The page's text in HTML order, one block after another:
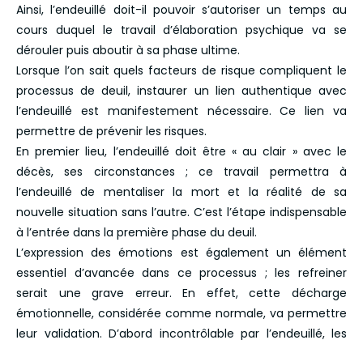
Ainsi, l’endeuillé doit-il pouvoir s’autoriser un temps au
cours duquel le travail d’élaboration psychique va se
dérouler puis aboutir à sa phase ultime.
Lorsque l’on sait quels facteurs de risque compliquent le
processus de deuil, instaurer un lien authentique avec
l’endeuillé est manifestement nécessaire. Ce lien va
permettre de prévenir les risques.
En premier lieu, l’endeuillé doit être « au clair » avec le
décès, ses circonstances ; ce travail permettra à
l’endeuillé de mentaliser la mort et la réalité de sa
nouvelle situation sans l’autre. C’est l’étape indispensable
à l’entrée dans la première phase du deuil.
L’expression des émotions est également un élément
essentiel d’avancée dans ce processus ; les refreiner
serait une grave erreur. En effet, cette décharge
émotionnelle, considérée comme normale, va permettre
leur validation. D’abord incontrôlable par l’endeuillé, les